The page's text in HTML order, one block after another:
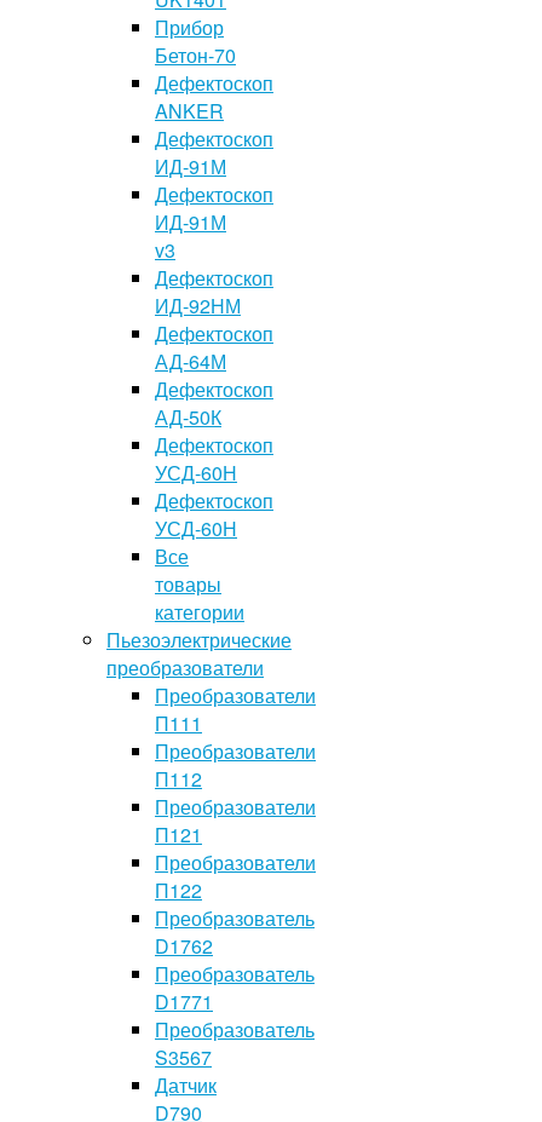
Прибор
Бетон-70
Дефектоскоп
ANKER
Дефектоскоп
ИД-91М
Дефектоскоп
ИД-91М
v3
Дефектоскоп
ИД-92НМ
Дефектоскоп
АД-64М
Дефектоскоп
АД-50К
Дефектоскоп
УСД-60Н
Дефектоскоп
УСД-60Н
Все
товары
категории
Пьезоэлектрические
преобразователи
Преобразователи
П111
Преобразователи
П112
Преобразователи
П121
Преобразователи
П122
Преобразователь
D1762
Преобразователь
D1771
Преобразователь
S3567
Датчик
D790